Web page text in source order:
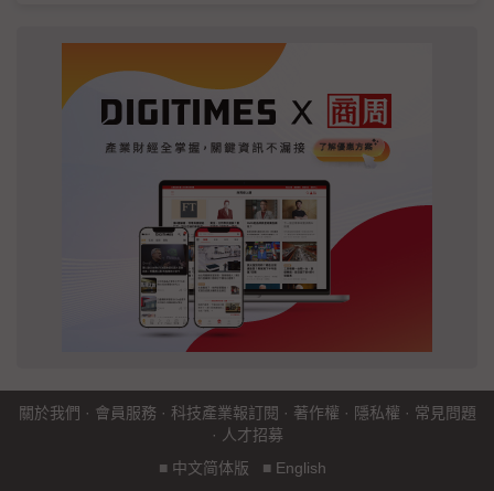
關於我們 · 會員服務 · 科技產業報訂閱 · 著作權 · 隱私權 · 常見問題
· 人才招募
■ 中文简体版 ■ English